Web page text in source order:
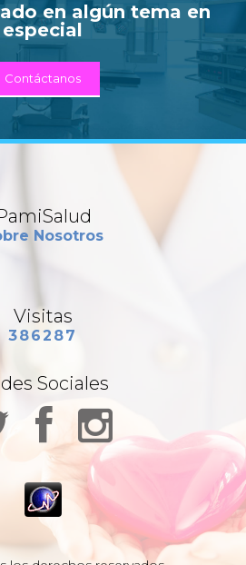
en algún tema en
especial
Contáctanos
Nosotros
Visitas
386287
Sociales